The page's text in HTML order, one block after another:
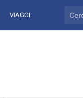
VIAGGI